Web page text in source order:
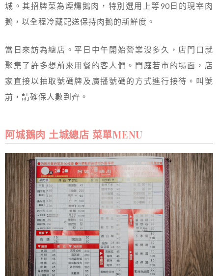
城。其招牌菜為煙燻鵝肉，特別選用上等90日的現宰肉
鵝，以全程冷藏配送保持肉鵝的新鮮度。
當日來訪為總店。平日中午開始營業沒多久，店門口就
聚集了許多想前來用餐的客人們。門庭若市的場面，店
家直接以抽取號碼牌及廣播號碼的方式進行接待。叫號
前，請確保人數到齊。
阿城鵝肉 土城總店 菜單MENU